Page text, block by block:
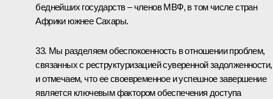
беднейших государств – членов МВФ, в том числе стран
Африки южнее Сахары.
33. Мы разделяем обеспокоенность в отношении проблем,
связанных с реструктуризацией суверенной задолженности,
и отмечаем, что ее своевременное и успешное завершение
является ключевым фактором обеспечения доступа